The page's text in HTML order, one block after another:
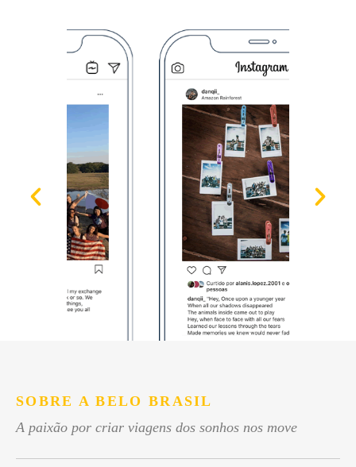
SOBRE A BELO BRASIL
A paixão por criar viagens dos sonhos nos move